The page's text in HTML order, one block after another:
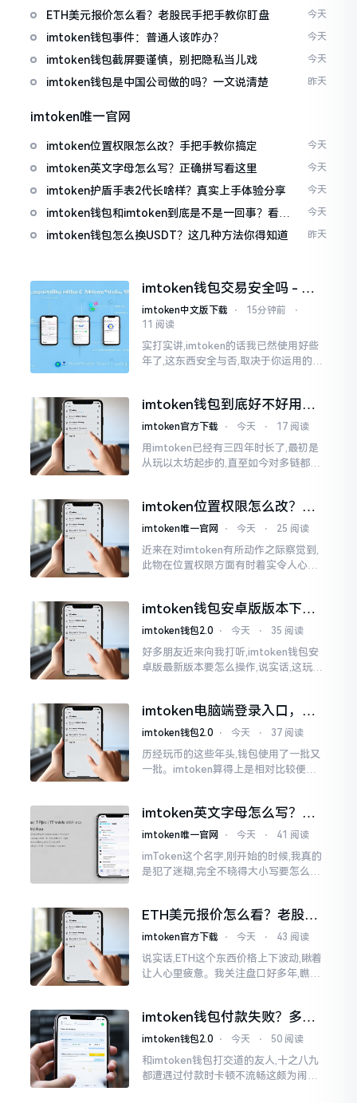
ETH美元报价怎么看？老股民手把手教你盯盘 今天
imtoken钱包事件：普通人该咋办？ 今天
imtoken钱包截屏要谨慎，别把隐私当儿戏 今天
imtoken钱包是中国公司做的吗？一文说清楚 昨天
imtoken唯一官网
imtoken位置权限怎么改？手把手教你搞定 今天
imtoken英文字母怎么写？正确拼写看这里 今天
imtoken护盾手表2代长啥样？真实上手体验分享 今天
imtoken钱包和imtoken到底是不是一回事？看完
就懂了
今天
imtoken钱包怎么换USDT？这几种方法你得知道 昨天
imtoken钱包交易安全吗 - 老
用户的一些心里话
imtoken中文版下载 ⋅ 15分钟前
⋅
11 阅读
实打实讲,imtoken的话我已然使用好些
年了,这东西安全与否,取决于你运用的方
睹过非常多的人
imtoken钱包到底好不好用？
老玩家说说真实体验
imtoken官方下载 ⋅ 今天 ⋅ 17 阅读
用imtoken已经有三四年时长了,最初是
从玩以太坊起步的,直至如今对多链都有
imtoken位置权限怎么改？手
把手教你搞定
imtoken唯一官网 ⋅ 今天 ⋅ 25 阅读
近来在对imtoken有所动作之际察觉到,
此物在位置权限方面有时着实令人心生
的模样
imtoken钱包安卓版版本下载
安装教程
imtoken钱包2.0 ⋅ 今天 ⋅ 35 阅读
好多朋友近来向我打听,imtoken钱包安
卓版最新版本要怎么操作,说实话,这玩意
0版本
imtoken电脑端登录入口，地
址在这里
imtoken钱包2.0 ⋅ 今天 ⋅ 37 阅读
历经玩币的这些年头,钱包使用了一批又
一批。imtoken算得上是相对比较便于
就得去寻觅电脑端的入口。
imtoken英文字母怎么写？正
确拼写看这里
imtoken唯一官网 ⋅ 今天 ⋅ 41 阅读
imToken这个名字,刚开始的时候,我真的
是犯了迷糊,完全不晓得大小写要怎么去
ETH美元报价怎么看？老股民
手把手教你盯盘
imtoken官方下载 ⋅ 今天 ⋅ 43 阅读
说实话,ETH这个东西价格上下波动,瞅着
让人心里疲惫。我关注盘口好多年,瞧见
判断。
imtoken钱包付款失败？多半
是这几个原因闹的
imtoken钱包2.0 ⋅ 今天 ⋅ 50 阅读
和imtoken钱包打交道的友人,十之八九
都遭遇过付款时卡顿不流畅这颇为闹心